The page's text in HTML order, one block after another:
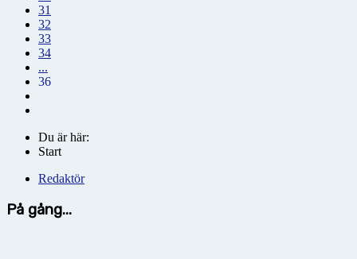
31
32
33
34
...
36
Du är här:
Start
Redaktör
På gång...